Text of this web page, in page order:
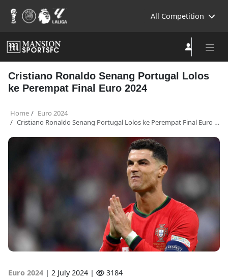
All Competition
Cristiano Ronaldo Senang Portugal Lolos
ke Perempat Final Euro 2024
Home
Euro 2024
Cristiano Ronaldo Senang Portugal Lolos ke Perempat Final Euro 2024
Euro 2024 | 2 July 2024 |
3184